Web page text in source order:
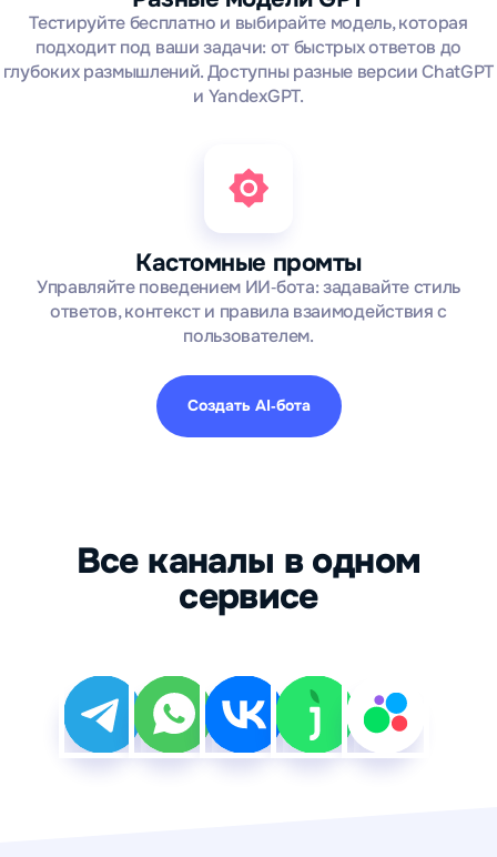
Тестируйте бесплатно и выбирайте модель, которая
подходит под ваши задачи: от быстрых ответов до
глубоких размышлений. Доступны разные версии ChatGPT
и YandexGPT.
Кастомные промты
Управляйте поведением ИИ‑бота: задавайте стиль
ответов, контекст и правила взаимодействия с
пользователем.
Создать AI‑бота
Все каналы в одном
сервисе